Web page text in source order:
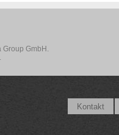
GmbH.
Kontakt